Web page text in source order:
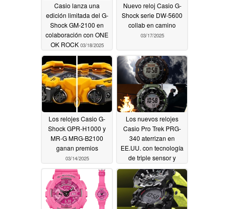
Casio lanza una
edición limitada del G-
Shock GM-2100 en
colaboración con ONE
OK ROCK 03/18/2025
Nuevo reloj Casio G-
Shock serie DW-5600
collab en camino
03/17/2025
Los relojes Casio G-
Shock GPR-H1000 y
MR-G MRG-B2100
ganan premios
03/14/2025
Los nuevos relojes
Casio Pro Trek PRG-
340 aterrizan en
EE.UU. con tecnología
de triple sensor y
Tough Solar03/14/2025